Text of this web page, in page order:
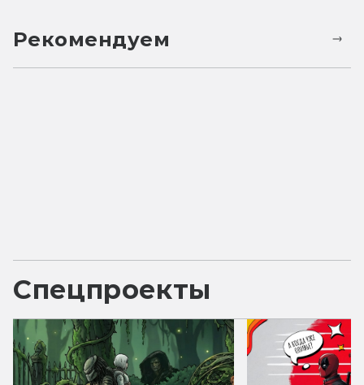
Рекомендуем
Спецпроекты